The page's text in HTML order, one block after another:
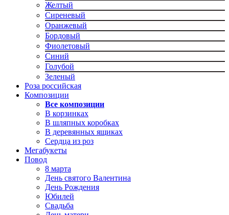
Желтый
Сиреневый
Оранжевый
Бордовый
Фиолетовый
Синий
Голубой
Зеленый
Роза российская
Композиции
Все композиции
В корзинках
В шляпных коробках
В деревянных ящиках
Сердца из роз
Мегабукеты
Повод
8 марта
День святого Валентина
День Рождения
Юбилей
Свадьба